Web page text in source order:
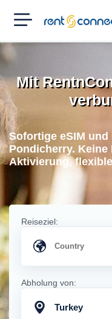
RENT'N
CONNECT
Mit
Sofortige eSIM
Pondicherry.
Aktivierung,
Reiseziel:
Abholung von:
Turkey